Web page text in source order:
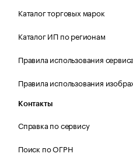
Каталог торговых марок
Каталог ИП по регионам
Правила использования сервиса
Правила использования
Контакты
Справка по сервису
Поиск по ОГРН